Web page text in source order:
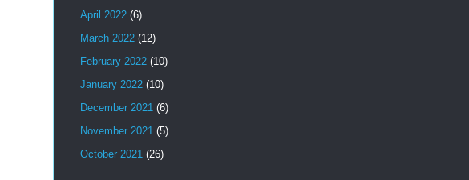
April 2022 (6)
March 2022 (12)
February 2022 (10)
January 2022 (10)
December 2021 (6)
November 2021 (5)
October 2021 (26)